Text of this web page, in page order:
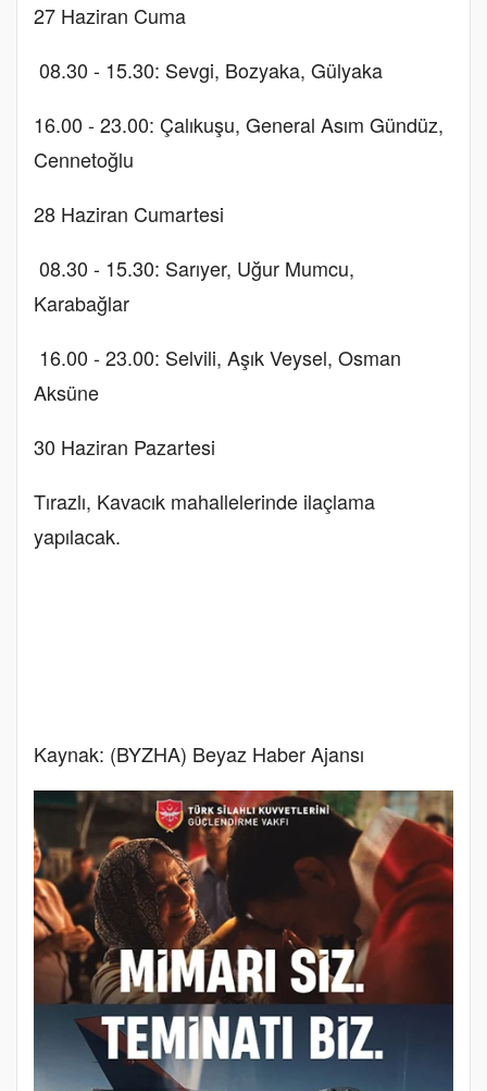
27 Haziran Cuma
08.30 - 15.30: Sevgi, Bozyaka, Gülyaka
16.00 - 23.00: Çalıkuşu, General Asım Gündüz,
Cennetoğlu
28 Haziran Cumartesi
08.30 - 15.30: Sarıyer, Uğur Mumcu,
Karabağlar
16.00 - 23.00: Selvili, Aşık Veysel, Osman
Aksüne
30 Haziran Pazartesi
Tırazlı, Kavacık mahallelerinde ilaçlama
yapılacak.
Kaynak: (BYZHA) Beyaz Haber Ajansı